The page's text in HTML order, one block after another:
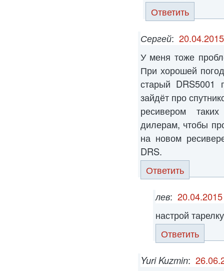
Ответить
Сергей:
У меня тоже
При хорошей
старый DRS5001
зайдёт про
ресивером
дилерам, чтобы
на новом
DRS.
Ответить
лев:
настрой
Ответить
Yuri Kuzmin: